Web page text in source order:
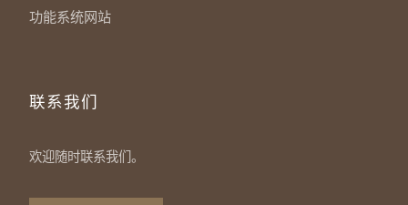
功能系统网站
联系我们
欢迎随时联系我们。